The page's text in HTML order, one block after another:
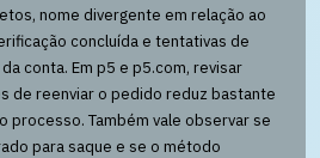
nome divergente em relação ao
concluída e tentativas de
conta. Em p5 e p5.com, revisar
de reenviar o pedido reduz bastante
processo. Também vale observar se
para saque e se o método